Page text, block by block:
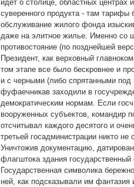
идет о столице, областных центрах
суверенного продукта - там тарифы
обслуживание жилого фонда
даже на элитное жилье. Именно со
противостояние (по позднейшей
Президент, как верховный
том этапе все было бескровнее и
и с черными (либо спрятанными под
фуфаечникав заходили в
демократическим нормам. Если
вооруженных субъектов, командир
отсчитывал каждого десятого и
третьей госадминистрации никто
Уничтожив документацию,
флагштока здания
Государственная символика
ней, как подсказывали им